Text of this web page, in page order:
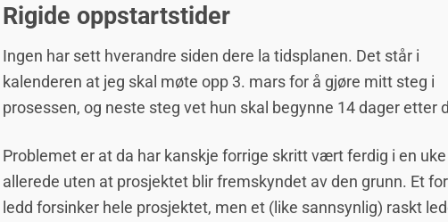
Rigide oppstartstider
Ingen har sett hverandre siden dere la tidsplanen. Det står i
kalenderen at jeg skal møte opp 3. mars for å gjøre mitt steg i
prosessen, og neste steg vet hun skal begynne 14 dager etter
Problemet er at da har kanskje forrige skritt vært ferdig i en uke
allerede uten at prosjektet blir fremskyndet av den grunn. Et
ledd forsinker hele prosjektet, men et (like sannsynlig) raskt